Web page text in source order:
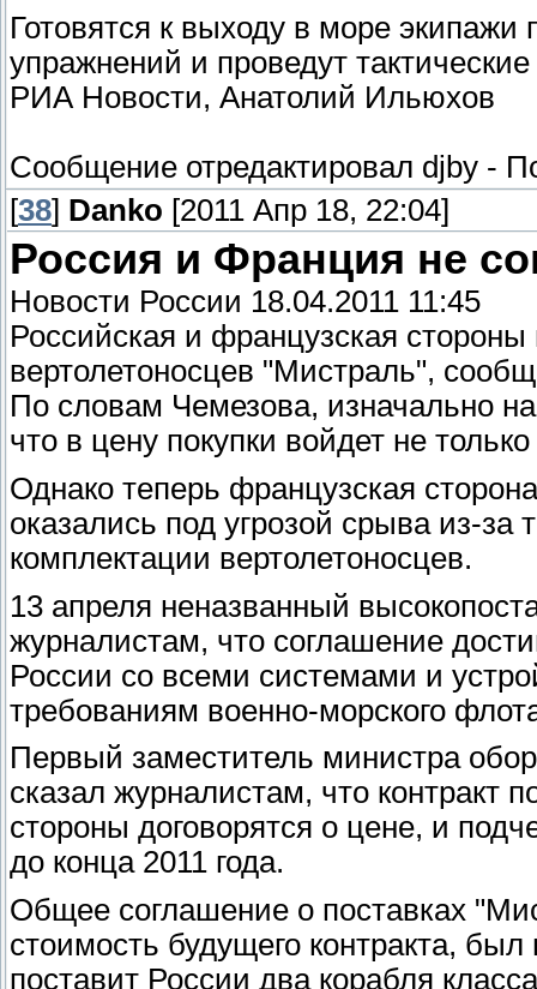
Готовятся к выходу в море
упражнений и проведут
РИА Новости, Анатолий Ильюхов
Сообщение отредактировал djby -
[38] Danko [2011 Апр 18, 22:04]
Россия и Франция не
Новости России 18.04.2011 11:45
Российская и французская стороны
вертолетоносцев "Мистраль",
По словам Чемезова, изначально
что в цену покупки войдет не
Однако теперь французская
оказались под угрозой срыва из-за
комплектации вертолетоносцев.
13 апреля неназванный
журналистам, что соглашение
России со всеми системами и
требованиям военно-морского
Первый заместитель министра
сказал журналистам, что контракт
стороны договорятся о цене, и
до конца 2011 года.
Общее соглашение о поставках
стоимость будущего контракта,
поставит России два корабля